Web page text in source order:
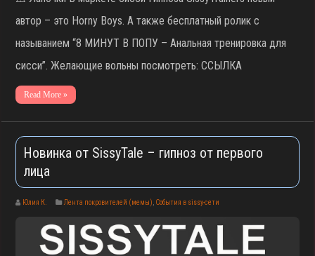
автор – это Horny Boys. А также бесплатный ролик с
называнием “8 МИНУТ В ПОПУ – Анальная тренировка для
сисси”. Желающие вольны посмотреть: ССЫЛКА
Read More »
Новинка от SissyTale – гипноз от первого
лица
Юлия К. Лента покровителей (мемы) События в sissy-сети